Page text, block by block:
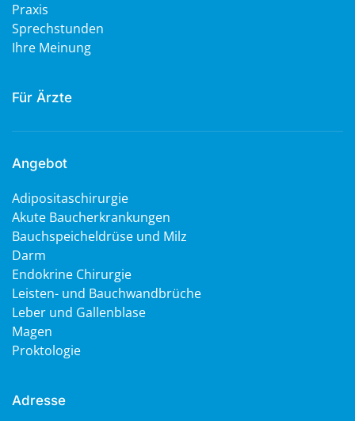
Praxis
Sprechstunden
Ihre Meinung
Für Ärzte
Angebot
Adipositaschirurgie
Akute Baucherkrankungen
Bauchspeicheldrüse und Milz
Darm
Endokrine Chirurgie
Leisten- und Bauchwandbrüche
Leber und Gallenblase
Magen
Proktologie
Adresse